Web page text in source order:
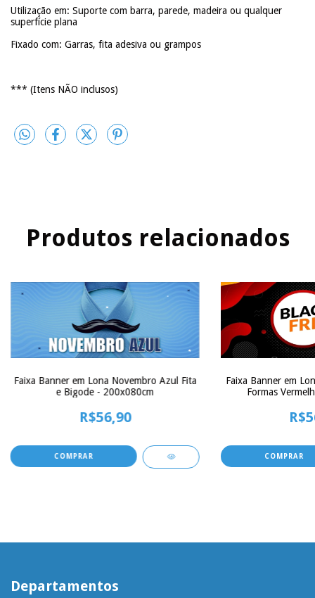
Utilização em: Suporte com barra, parede, madeira ou qualquer
superfície plana
Fixado com: Garras, fita adesiva ou grampos
*** (Itens NÃO inclusos)
Produtos relacionados
Faixa Banner em Lona Novembro Azul Fita
e Bigode - 200x080cm
R$56,90
Faixa Banner em
Formas
Departamentos